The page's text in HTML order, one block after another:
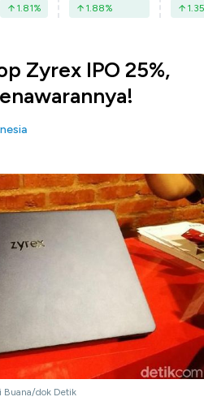
1.81% 1.88% 1.35
Zyrex IPO 25%,
Buana/dok Detik